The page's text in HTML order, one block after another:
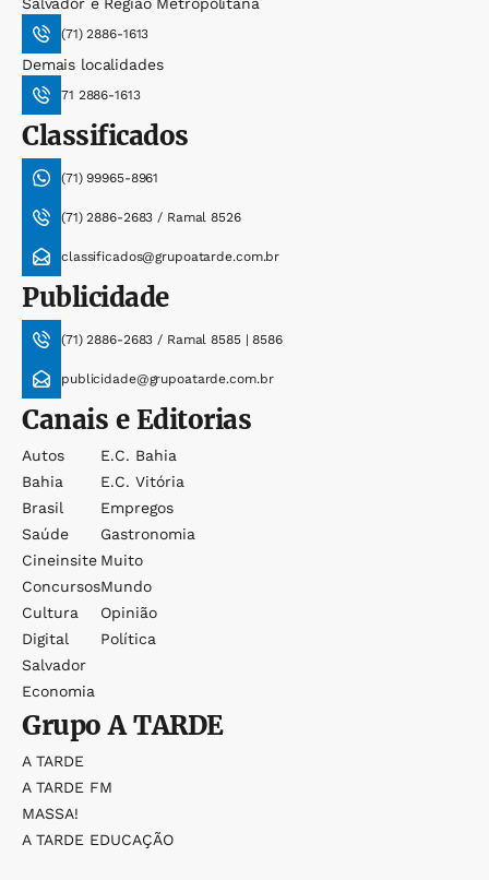
(71) 2886-1613
Demais localidades
71 2886-1613
Classificados
(71) 99965-8961
(71) 2886-2683 / Ramal 8526
classificados@grupoatarde.com.br
Publicidade
(71) 2886-2683 / Ramal 8585 | 8586
publicidade@grupoatarde.com.br
Canais e Editorias
Autos
Bahia
Brasil
Saúde
Cineinsite
Concursos
Cultura
Digital
Salvador
Economia
E.c. Bahia
E.c. Vitória
Empregos
Gastronomia
Muito
Mundo
Opinião
Política
GrupoA TARDE
A TARDE
A TARDE FM
MASSA!
A TARDE EDUCAÇÃO